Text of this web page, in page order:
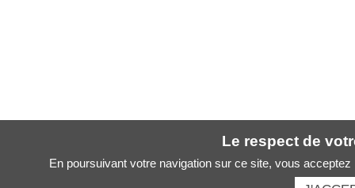
Le respect de
En poursuivant votre navigation sur ce site, vous